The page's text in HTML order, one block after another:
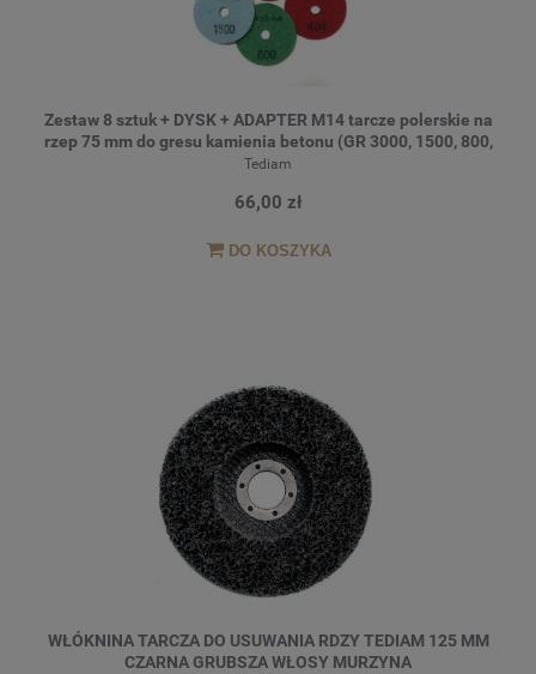
Zestaw 8 sztuk + DYSK + ADAPTER M14 tarcze polerskie na
rzep 75 mm do gresu kamienia betonu (GR 3000, 1500, 800,
400, 200, 100, 50, 30)
Tediam
66,00 zł
DO KOSZYKA
WŁÓKNINA TARCZA DO USUWANIA RDZY TEDIAM 125 MM
CZARNA GRUBSZA WŁOSY MURZYNA